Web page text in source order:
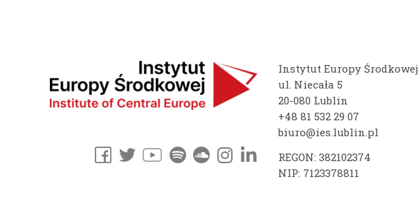
Instytut Europy Środkowej
ul. Niecała 5
20-080 Lublin
+48 81 532 29 07
biuro@ies.lublin.pl
REGON: 382102374
NIP: 7123378811